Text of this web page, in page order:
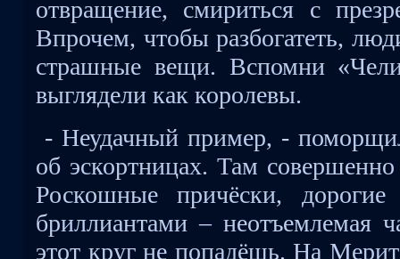
отвращение, смириться с
Впрочем, чтобы разбогатеть,
страшные вещи. Вспомни
выглядели как королевы.
- Неудачный пример, -
об эскортницах. Там
Роскошные причёски,
бриллиантами – неотъемлемая
этот круг не попадёшь. На